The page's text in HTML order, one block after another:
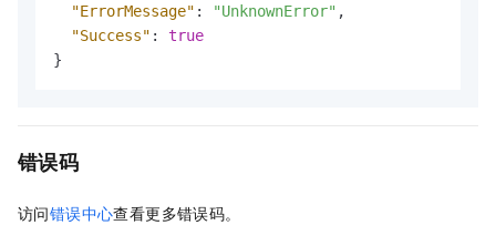
"ErrorMessage" : "UnknownError" ,
"Success" :
true
}
错误码
访问错误中心查看更多错误码。